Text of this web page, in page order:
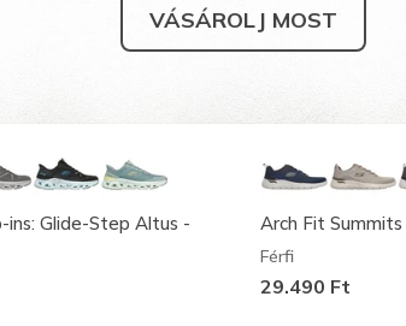
VÁSÁROLJ MOST
ins: Glide-Step Altus -
Arch Fit
Férfi
29.490 Ft